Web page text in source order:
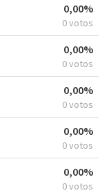
0,00%
0 votos
0,00%
0 votos
0,00%
0 votos
0,00%
0 votos
0,00%
0 votos